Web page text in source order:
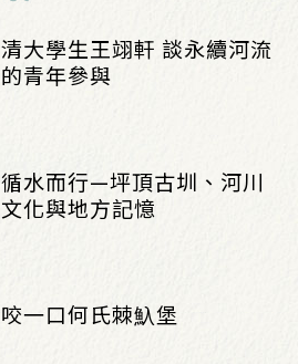
清大學生王翊軒 談永續河流
的青年參與
循水而行—坪頂古圳、河川
文化與地方記憶
咬一口何氏棘魞堡